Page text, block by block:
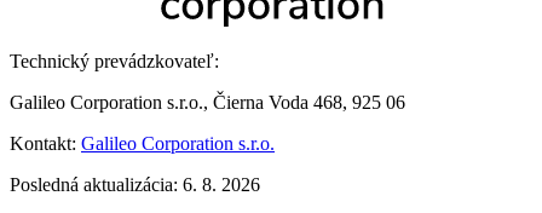
Technický prevádzkovateľ:
Galileo Corporation s.r.o., Čierna Voda 468, 925 06
Kontakt: Galileo Corporation s.r.o.
Posledná aktualizácia: 6. 8. 2026